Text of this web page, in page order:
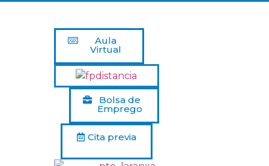
Aula
Virtual
Bolsa de
Emprego
Cita previa